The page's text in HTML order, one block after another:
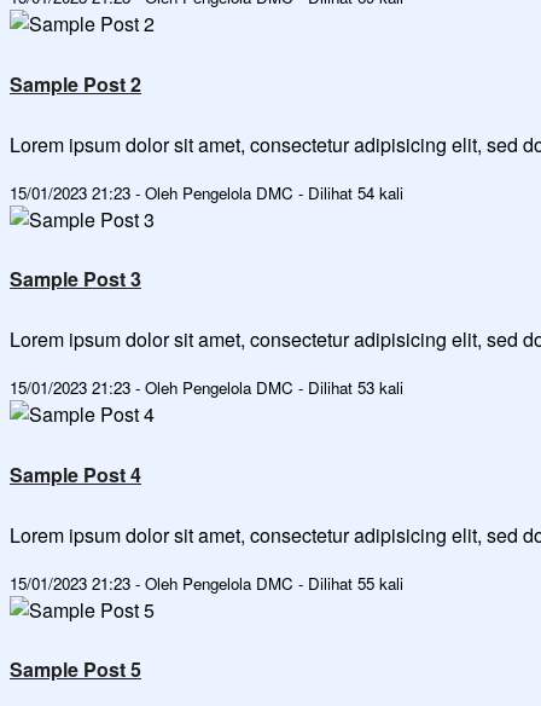
Sample Post 2
Lorem ipsum dolor sit amet, consectetur adipisicing elit, sed
15/01/2023 21:23 - Oleh Pengelola DMC - Dilihat 54 kali
Sample Post 3
Lorem ipsum dolor sit amet, consectetur adipisicing elit, sed
15/01/2023 21:23 - Oleh Pengelola DMC - Dilihat 53 kali
Sample Post 4
Lorem ipsum dolor sit amet, consectetur adipisicing elit, sed
15/01/2023 21:23 - Oleh Pengelola DMC - Dilihat 55 kali
Sample Post 5